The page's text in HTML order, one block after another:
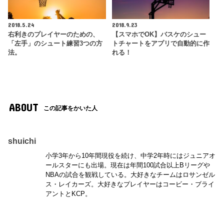
2018.5.24
右利きのプレイヤーのための、
「左手」のシュート練習3つの方
法。
2018.9.23
【スマホでOK】バスケのシュー
トチャートをアプリで自動的に作
れる！
ABOUT この記事をかいた人
shuichi
小学3年から10年間現役を続け、中学2年時にはジュニアオ
ールスターにも出場。現在は年間100試合以上Bリーグや
NBAの試合を観戦している。大好きなチームはロサンゼル
ス・レイカーズ。大好きなプレイヤーはコービー・ブライ
アントとKCP。